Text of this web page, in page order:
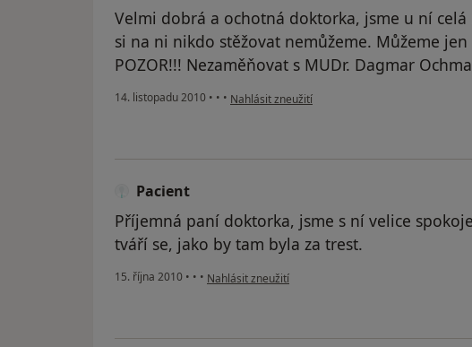
Velmi dobrá a ochotná doktorka, jsme u ní
si na ni nikdo stěžovat nemůžeme. Můžeme
POZOR!!! Nezaměňovat s MUDr. Dagmar
14. listopadu 2010 • • • podle názoru uživatele Váš účet byl odstraněn
Nahlásit zneužití
Pacient
Příjemná paní doktorka, jsme s ní velice
tváří se, jako by tam byla za trest.
15. října 2010 • • • podle názoru uživatele Pacient
Nahlásit zneužití